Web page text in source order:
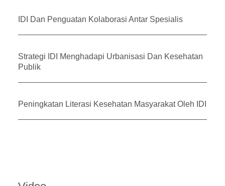
IDI Dan Penguatan Kolaborasi Antar Spesialis
Strategi IDI Menghadapi Urbanisasi Dan Kesehatan
Publik
Peningkatan Literasi Kesehatan Masyarakat Oleh IDI